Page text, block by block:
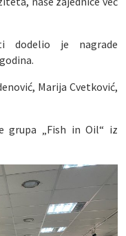
dodelio je nagrade
Marija Cvetković,
grupa „Fish in Oil“ iz